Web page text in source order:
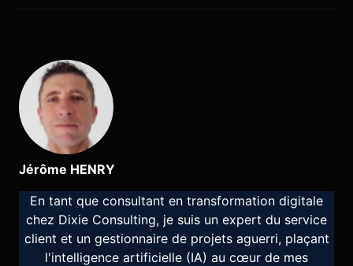
Jérôme HENRY
En tant que consultant en transformation digitale
chez Dixie Consulting, je suis un expert du service
client et un gestionnaire de projets aguerri, plaçant
l'intelligence artificielle (IA) au cœur de mes